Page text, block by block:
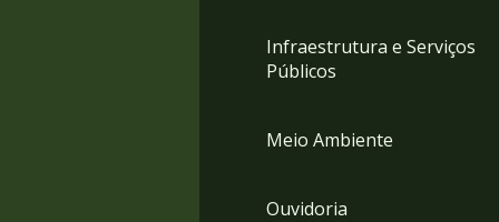
Infraestrutura e Serviços
Públicos
Meio Ambiente
Ouvidoria